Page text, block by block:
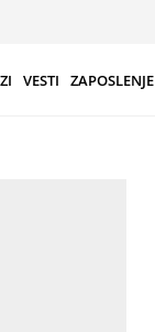
VESTI ZAPOSLENJE